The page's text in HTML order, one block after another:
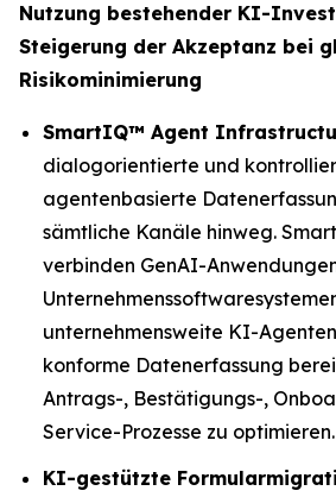
Nutzung bestehender KI-
Steigerung der Akzeptanz bei
Risikominimierung
SmartIQ™ Agent
dialogorientierte und
agentenbasierte
sämtliche Kanäle hinweg.
verbinden GenAI-
unternehmensweite KI-
konforme Datenerfassung
Antrags-, Bestätigungs-,
Service-Prozesse zu optimieren.
KI-gestützte